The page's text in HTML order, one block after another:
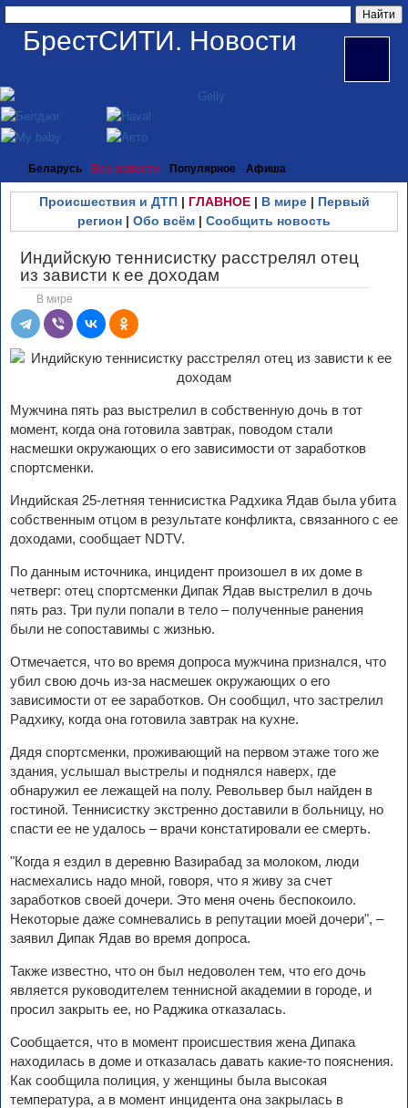
БрестСИТИ. Новости
Беларусь Все новости Популярное Афиша
Происшествия и ДТП| ГЛАВНОЕ| В мире| Первый
регион | Обо всём | Сообщить новость
Индийскую теннисистку расстрелял отец
из зависти к ее доходам
В мире
Мужчина пять раз выстрелил в собственную дочь в тот
момент, когда она готовила завтрак, поводом стали
насмешки окружающих о его зависимости от заработков
спортсменки.
Индийская 25-летняя теннисистка Радхика Ядав была убита
собственным отцом в результате конфликта, связанного с ее
доходами, сообщает NDTV.
По данным источника, инцидент произошел в их доме в
четверг: отец спортсменки Дипак Ядав выстрелил в дочь
пять раз. Три пули попали в тело – полученные ранения
были не сопоставимы с жизнью.
Отмечается, что во время допроса мужчина признался, что
убил свою дочь из-за насмешек окружающих о его
зависимости от ее заработков. Он сообщил, что застрелил
Радхику, когда она готовила завтрак на кухне.
Дядя спортсменки, проживающий на первом этаже того же
здания, услышал выстрелы и поднялся наверх, где
обнаружил ее лежащей на полу. Револьвер был найден в
гостиной. Теннисистку экстренно доставили в больницу, но
спасти ее не удалось – врачи констатировали ее смерть.
"Когда я ездил в деревню Вазирабад за молоком, люди
насмехались надо мной, говоря, что я живу за счет
заработков своей дочери. Это меня очень беспокоило.
Некоторые даже сомневались в репутации моей дочери", –
заявил Дипак Ядав во время допроса.
Также известно, что он был недоволен тем, что его дочь
является руководителем теннисной академии в городе, и
просил закрыть ее, но Раджика отказалась.
Сообщается, что в момент происшествия жена Дипака
находилась в доме и отказалась давать какие-то пояснения.
Как сообщила полиция, у женщины была высокая
температура, а в момент инцидента она закрылась в